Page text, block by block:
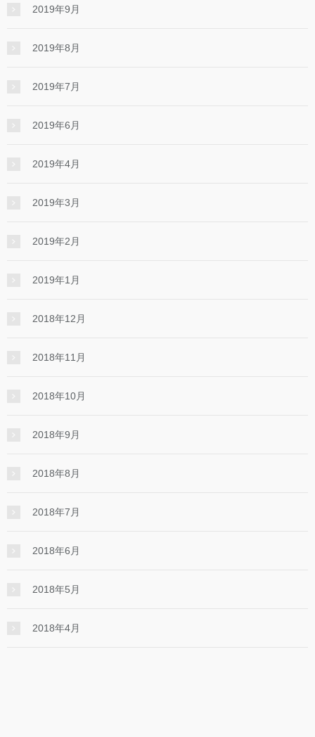
2019年9月
2019年8月
2019年7月
2019年6月
2019年4月
2019年3月
2019年2月
2019年1月
2018年12月
2018年11月
2018年10月
2018年9月
2018年8月
2018年7月
2018年6月
2018年5月
2018年4月